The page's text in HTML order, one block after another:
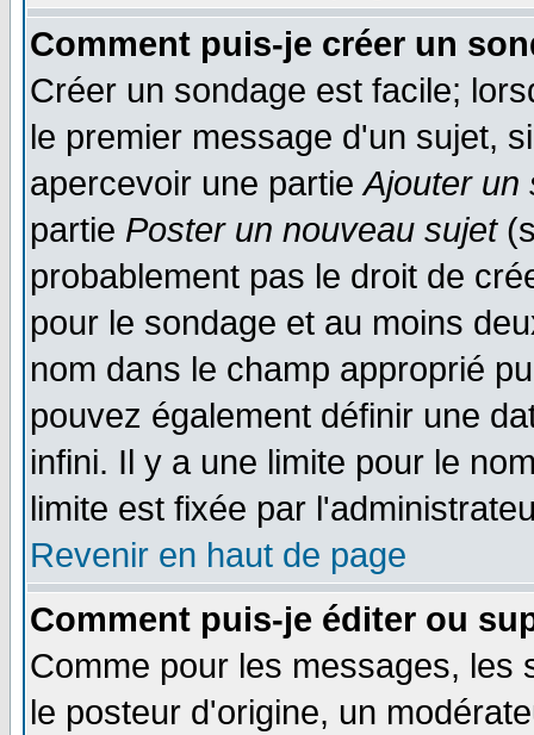
Comment puis-je créer un
Créer un sondage est facile;
le premier message d'un sujet,
apercevoir une partieAjouter un
partie Poster un nouveau sujet
probablement pas le droit de
pour le sondage et au moins
nom dans le champ approprié
pouvez également définir une
infini. Il y a une limite pour le
limite est fixée par
Revenir en haut de page
Comment puis-je éditer ou
Comme pour les messages, les
le posteur d'origine, un